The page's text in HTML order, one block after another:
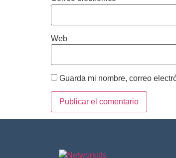
Web
Guarda mi nombre, correo